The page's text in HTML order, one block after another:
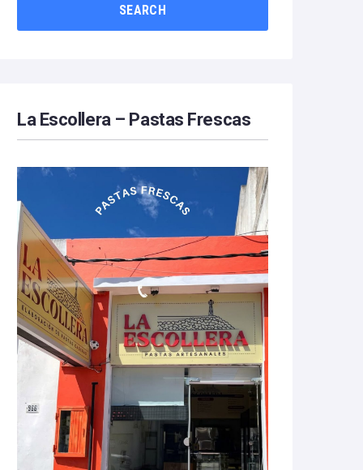
SEARCH
La Escollera – Pastas Frescas